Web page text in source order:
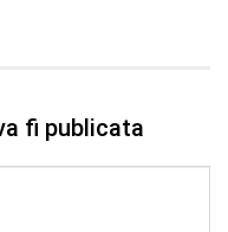
fi publicata